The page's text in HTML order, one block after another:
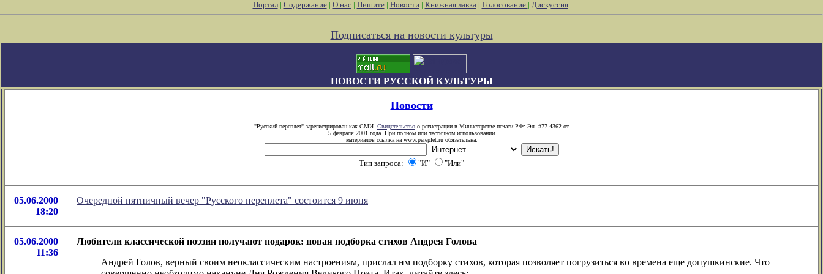
Портал| Содержание| О нас| Пишите| Новости| Книжная лавка| Голосование | Дискуссия
Подписаться на новости культуры
НОВОСТИ РУССКОЙ КУЛЬТУРЫ
Новости
"Русский переплет" зарегистрирован как СМИ. Свидетельство о регистрации в Министерстве печати РФ: Эл. #77-4362 от
5 февраля 2001 года. При полном или частичном использовании
материалов ссылка на www.pereplet.ru обязательна.
Тип запроса: "И" "Или"
05.06.2000
18:20
Очередной пятничный вечер "Русского переплета" состоится 9 июня
05.06.2000
11:36
Любители классической поэзии получают подарок: новая подборка стихов Андрея Голова
Андрей Голов, верный своим неоклассическим настроениям, прислал нм подборку стихов, которая позволяет погрузиться во времена еще допушкинские. Что